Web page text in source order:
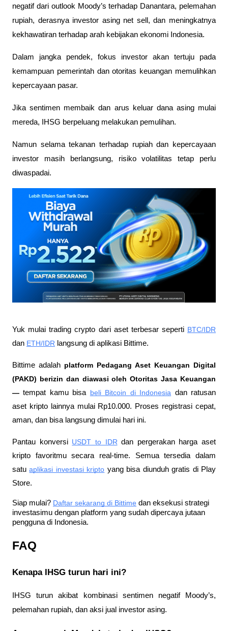
negatif dari outlook Moody’s terhadap Danantara, pelemahan
rupiah, derasnya investor asing net sell, dan meningkatnya
kekhawatiran terhadap arah kebijakan ekonomi Indonesia.
Dalam jangka pendek, fokus investor akan tertuju pada
kemampuan pemerintah dan otoritas keuangan memulihkan
kepercayaan pasar.
Jika sentimen membaik dan arus keluar dana asing mulai
mereda, IHSG berpeluang melakukan pemulihan.
Namun selama tekanan terhadap rupiah dan kepercayaan
investor masih berlangsung, risiko volatilitas tetap perlu
diwaspadai.
Yuk mulai trading crypto dari aset terbesar seperti BTC/IDR
dan ETH/IDR langsung di aplikasi Bittime.
Bittime adalah platform Pedagang Aset Keuangan Digital
(PAKD) berizin dan diawasi oleh Otoritas Jasa Keuangan
— tempat kamu bisa beli Bitcoin di Indonesia dan ratusan
aset kripto lainnya mulai Rp10.000. Proses registrasi cepat,
aman, dan bisa langsung dimulai hari ini.
Pantau konversi USDT to IDR dan pergerakan harga aset
kripto favoritmu secara real-time. Semua tersedia dalam
satu aplikasi investasi kripto yang bisa diunduh gratis di Play
Store.
Siap mulai? Daftar sekarang di Bittime dan eksekusi strategi
investasimu dengan platform yang sudah dipercaya jutaan
pengguna di Indonesia.
FAQ
Kenapa IHSG turun hari ini?
IHSG turun akibat kombinasi sentimen negatif Moody’s,
pelemahan rupiah, dan aksi jual investor asing.